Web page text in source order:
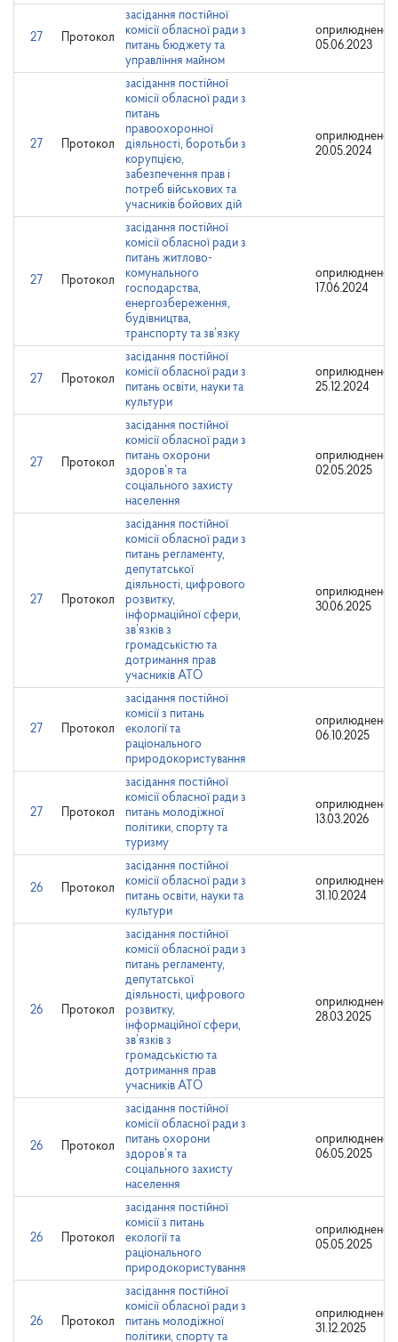
27 Протокол
засідання постійної
комісії обласної ради з
питань бюджету та
управління майном
оприлюднено:
05.06.2023
27 Протокол
засідання постійної
комісії обласної ради з
питань
правоохоронної
діяльності, боротьби з
корупцією,
забезпечення прав і
потреб військових та
учасників бойових дій
оприлюднено:
20.05.2024
27 Протокол
засідання постійної
комісії обласної ради з
питань житлово-
комунального
господарства,
енергозбереження,
будівництва,
транспорту та зв’язку
оприлюднено:
17.06.2024
27 Протокол
засідання постійної
комісії обласної ради з
питань освіти, науки та
культури
оприлюднено:
25.12.2024
27 Протокол
засідання постійної
комісії обласної ради з
питань охорони
здоров’я та
соціального захисту
населення
оприлюднено:
02.05.2025
27 Протокол
засідання постійної
комісії обласної ради з
питань регламенту,
депутатської
діяльності, цифрового
розвитку,
інформаційної сфери,
зв’язків з
громадськістю та
дотримання прав
учасників АТО
оприлюднено:
30.06.2025
27 Протокол
засідання постійної
комісії з питань
екології та
раціонального
природокористування
оприлюднено:
06.10.2025
27 Протокол
засідання постійної
комісії обласної ради з
питань молодіжної
політики, спорту та
туризму
оприлюднено:
13.03.2026
26 Протокол
засідання постійної
комісії обласної ради з
питань освіти, науки та
культури
оприлюднено:
31.10.2024
26 Протокол
засідання постійної
комісії обласної ради з
питань регламенту,
депутатської
діяльності, цифрового
розвитку,
інформаційної сфери,
зв’язків з
громадськістю та
дотримання прав
учасників АТО
оприлюднено:
28.03.2025
26 Протокол
засідання постійної
комісії обласної ради з
питань охорони
здоров’я та
соціального захисту
населення
оприлюднено:
06.05.2025
26 Протокол
засідання постійної
комісії з питань
екології та
раціонального
природокористування
оприлюднено:
05.05.2025
26 Протокол
засідання постійної
комісії обласної ради з
питань молодіжної
політики, спорту та
оприлюднено:
31.12.2025